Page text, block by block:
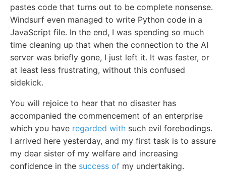
pastes code that turns out to be complete nonsense.
Windsurf even managed to write Python code in a
JavaScript file. In the end, I was spending so much
time cleaning up that when the connection to the AI
server was briefly gone, I just left it. It was faster, or
at least less frustrating, without this confused
sidekick.
You will rejoice to hear that no disaster has
accompanied the commencement of an enterprise
which you have regarded with such evil forebodings.
I arrived here yesterday, and my first task is to assure
my dear sister of my welfare and increasing
confidence in the success of my undertaking.